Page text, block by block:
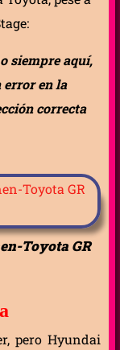
siempre aquí,
error en la
correcta
Toyota GR
pero Hyundai